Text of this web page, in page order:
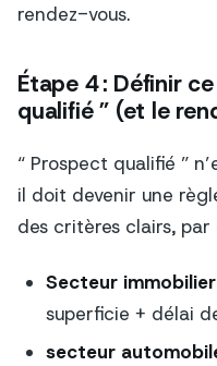
rendez-vous.
Étape 4 : Définir
qualifié ” (et le
“ Prospect qualifié ”
il doit devenir une
des critères clairs, par
Secteur immobilier
superficie + délai
secteur